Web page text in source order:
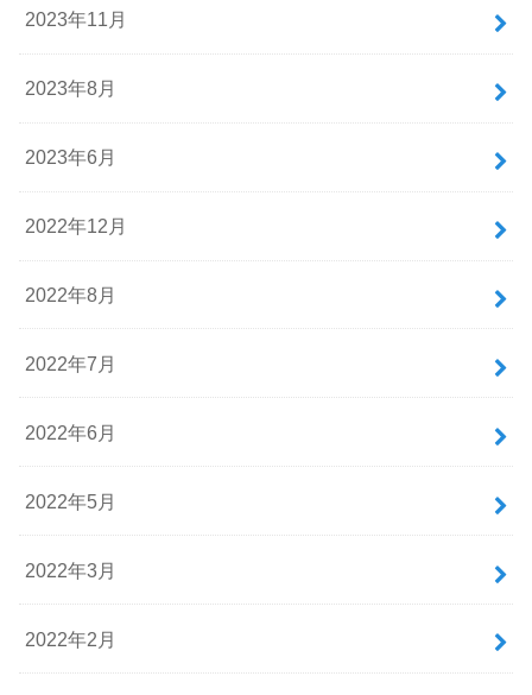
2023年11月
2023年8月
2023年6月
2022年12月
2022年8月
2022年7月
2022年6月
2022年5月
2022年3月
2022年2月